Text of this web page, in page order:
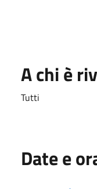
A chi è
Tutti
Date e